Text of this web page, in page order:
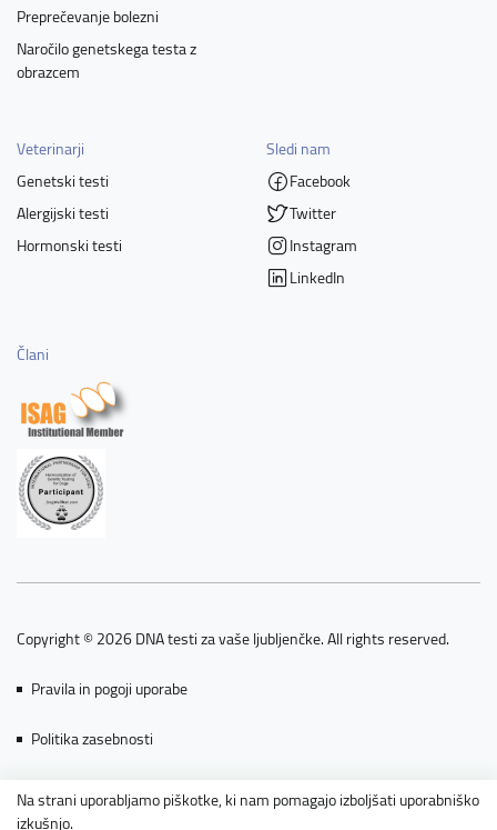
Na strani uporabljamo piškotke, ki nam pomagajo izboljšati uporabniško
izkušnjo.
Preprečevanje bolezni
Naročilo genetskega testa z
obrazcem
Veterinarji
Genetski testi
Alergijski testi
Hormonski testi
Sledi nam
Facebook
Twitter
Instagram
LinkedIn
Člani
Copyright © 2026 DNA testi za vaše ljubljenčke. All rights reserved.
Pravila in pogoji uporabe
Politika zasebnosti
Piškotki